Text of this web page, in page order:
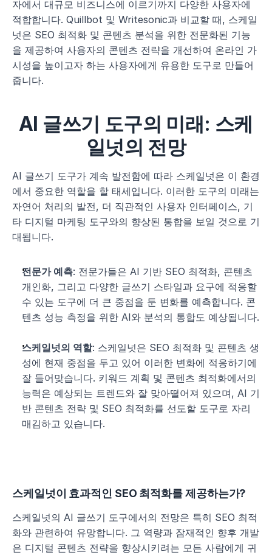
자에서 대규모 비즈니스에 이르기까지 다양한 사용자에
적합합니다. Quillbot 및 Writesonic과 비교할 때, 스케일
넛은 SEO 최적화 및 콘텐츠 분석을 위한 전문화된 기능
을 제공하여 사용자의 콘텐츠 전략을 개선하여 온라인 가
시성을 높이고자 하는 사용자에게 유용한 도구로 만들어
줍니다.
AI 글쓰기 도구의 미래: 스케
일넛의 전망
AI 글쓰기 도구가 계속 발전함에 따라 스케일넛은 이 환경
에서 중요한 역할을 할 태세입니다. 이러한 도구의 미래는
자연어 처리의 발전, 더 직관적인 사용자 인터페이스, 기
타 디지털 마케팅 도구와의 향상된 통합을 보일 것으로 기
대됩니다.
전문가 예측: 전문가들은 AI 기반 SEO 최적화, 콘텐츠
개인화, 그리고 다양한 글쓰기 스타일과 요구에 적응할
수 있는 도구에 더 큰 중점을 둔 변화를 예측합니다. 콘
텐츠 성능 측정을 위한 AI와 분석의 통합도 예상됩니다.
스케일넛의 역할: 스케일넛은 SEO 최적화 및 콘텐츠 생
성에 현재 중점을 두고 있어 이러한 변화에 적응하기에
잘 들어맞습니다. 키워드 계획 및 콘텐츠 최적화에서의
능력은 예상되는 트렌드와 잘 맞아떨어져 있으며, AI 기
반 콘텐츠 전략 및 SEO 최적화를 선도할 도구로 자리
매김하고 있습니다.
스케일넛이 효과적인 SEO 최적화를 제공하는가?
스케일넛의 AI 글쓰기 도구에서의 전망은 특히 SEO 최적
화와 관련하여 유망합니다. 그 역량과 잠재적인 향후 개발
은 디지털 콘텐츠 전략을 향상시키려는 모든 사람에게 귀